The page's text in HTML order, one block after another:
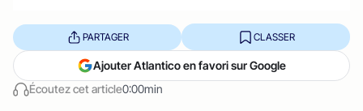
Écoutez cet article0:00min
PARTAGER CLASSER
Ajouter Atlantico en favori sur Google